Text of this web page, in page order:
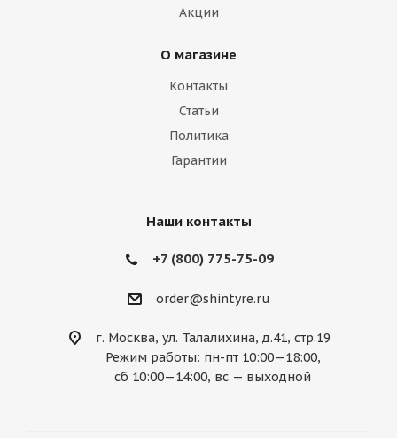
Акции
О магазине
Контакты
Статьи
Политика
Гарантии
Наши контакты
+7 (800) 775-75-09
order@shintyre.ru
г. Москва, ул. Талалихина, д.41, стр.19
Режим работы: пн-пт 10:00—18:00,
сб 10:00—14:00, вс — выходной